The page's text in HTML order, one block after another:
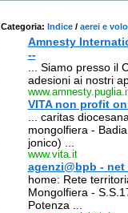
Categoria: Indice / aerei e volo
Amnesty
--
... Siamo presso il
adesioni ai nostri
VITA non profit
... caritas
mongolfiera -
jonico) ...
www.vita.it
agenzi@bpb -
home: Rete
Mongolfiera -
Potenza ...